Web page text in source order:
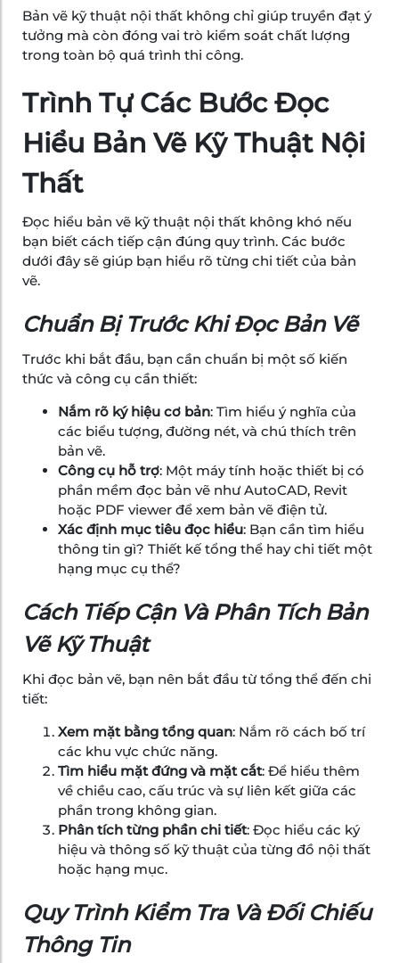
Bản vẽ kỹ thuật nội thất không chỉ giúp truyền đạt ý
tưởng mà còn đóng vai trò kiểm soát chất lượng
trong toàn bộ quá trình thi công.
Trình Tự Các Bước Đọc
Hiểu Bản Vẽ Kỹ Thuật Nội
Thất
Đọc hiểu bản vẽ kỹ thuật nội thất không khó nếu
bạn biết cách tiếp cận đúng quy trình. Các bước
dưới đây sẽ giúp bạn hiểu rõ từng chi tiết của bản
vẽ.
Chuẩn Bị Trước Khi Đọc Bản Vẽ
Trước khi bắt đầu, bạn cần chuẩn bị một số kiến
thức và công cụ cần thiết:
Nắm rõ ký hiệu cơ bản: Tìm hiểu ý nghĩa của
các biểu tượng, đường nét, và chú thích trên
bản vẽ.
Công cụ hỗ trợ: Một máy tính hoặc thiết bị có
phần mềm đọc bản vẽ như AutoCAD, Revit
hoặc PDF viewer để xem bản vẽ điện tử.
Xác định mục tiêu đọc hiểu: Bạn cần tìm hiểu
thông tin gì? Thiết kế tổng thể hay chi tiết một
hạng mục cụ thể?
Cách Tiếp Cận Và Phân Tích Bản
Vẽ Kỹ Thuật
Khi đọc bản vẽ, bạn nên bắt đầu từ tổng thể đến chi
tiết:
Xem mặt bằng tổng quan: Nắm rõ cách bố trí
các khu vực chức năng.
Tìm hiểu mặt đứng và mặt cắt: Để hiểu thêm
về chiều cao, cấu trúc và sự liên kết giữa các
phần trong không gian.
Phân tích từng phần chi tiết: Đọc hiểu các ký
hiệu và thông số kỹ thuật của từng đồ nội thất
hoặc hạng mục.
Quy Trình Kiểm Tra Và Đối Chiếu
Thông Tin